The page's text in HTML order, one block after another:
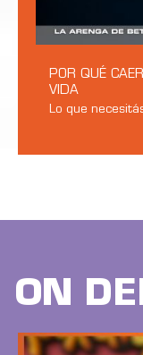
POR QUÉ
VIDA
Lo que
ON